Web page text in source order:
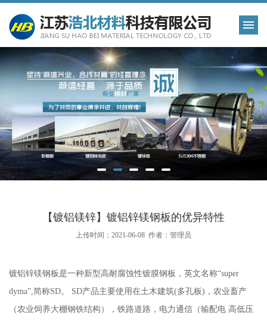
【镀铝镁锌】镀铝锌镁钢板的优异特性
上传时间：2021-06-08 作者：管理员
镀铝锌镁钢板是一种新型高耐腐蚀性镀膜钢板，英文名称“super
dyma”,简称SD。 SD产品主要使用在土木建筑(多孔板)，农业畜产
（农业饲养大棚钢铁结构），铁路道路，电力通信（输配电 高低压